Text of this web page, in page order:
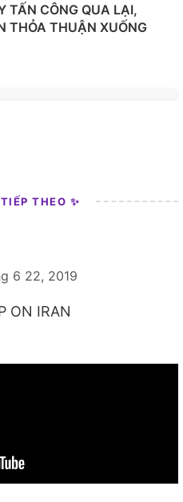
TẤN CÔNG QUA LẠI,
THỎA THUẬN XUỐNG
THEO ✨
6 22, 2019
ON IRAN